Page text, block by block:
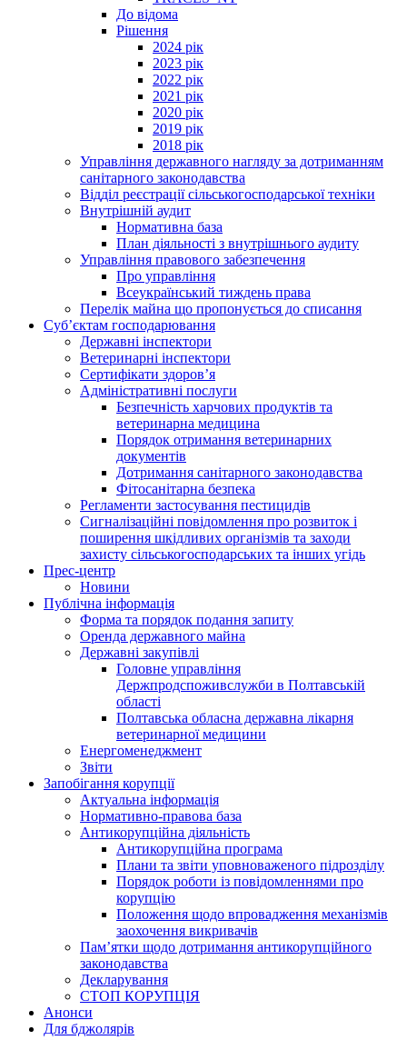
До відома
Рішення
2024 рік
2023 рік
2022 рік
2021 рік
2020 рік
2019 рік
2018 рік
Управління державного нагляду за дотриманням
санітарного законодавства
Відділ реєстрації сільськогосподарської техніки
Внутрішній аудит
Нормативна база
План діяльності з внутрішнього аудиту
Управління правового забезпечення
Про управління
Всеукраїнський тиждень права
Перелік майна що пропонується до списання
Суб’єктам господарювання
Державні інспектори
Ветеринарні інспектори
Сертифікати здоров’я
Адміністративні послуги
Безпечність харчових продуктів та
ветеринарна медицина
Порядок отримання ветеринарних
документів
Дотримання санітарного законодавства
Фітосанітарна безпека
Регламенти застосування пестицидів
Сигналізаційні повідомлення про розвиток і
поширення шкідливих організмів та заходи
захисту сільськогосподарських та інших угідь
Прес-центр
Новини
Публічна інформація
Форма та порядок подання запиту
Оренда державного майна
Державні закупівлі
Головне управління
Держпродспоживслужби в Полтавській
області
Полтавська обласна державна лікарня
ветеринарної медицини
Енергоменеджмент
Звіти
Запобігання корупції
Актуальна інформація
Нормативно-правова база
Антикорупційна діяльність
Антикорупційна програма
Плани та звіти уповноваженого підрозділу
Порядок роботи із повідомленнями про
корупцію
Положення щодо впровадження механізмів
заохочення викривачів
Пам’ятки щодо дотримання антикорупційного
законодавства
Декларування
СТОП КОРУПЦІЯ
Анонси
Для бджолярів